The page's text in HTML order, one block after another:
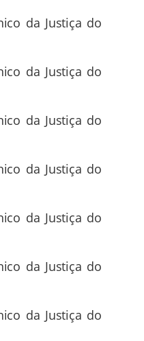
da Justiça do
da Justiça do
da Justiça do
da Justiça do
da Justiça do
da Justiça do
da Justiça do